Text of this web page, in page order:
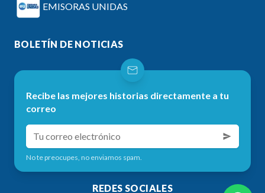
EMISORAS UNIDAS
BOLETÍN DE NOTICIAS
Recibe las mejores historias directamente a tu
correo
No te preocupes, no enviamos spam.
REDES SOCIALES